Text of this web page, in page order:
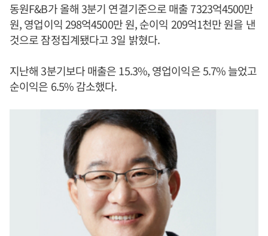
동원F&B가 올해 3분기 연결기준으로 매출 7323억4500만
원, 영업이익 298억4500만 원, 순이익 209억1천만 원을 낸
것으로 잠정집계됐다고 3일 밝혔다.
지난해 3분기보다 매출은 15.3%, 영업이익은 5.7% 늘었고
순이익은 6.5% 감소했다.